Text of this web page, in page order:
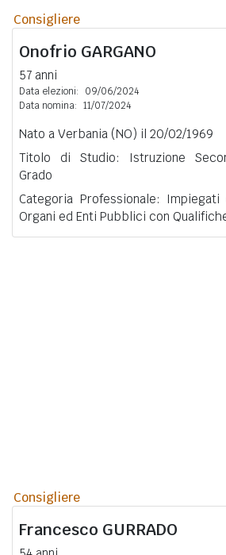
Consigliere
Onofrio GARGANO
57 anni
Data elezioni:
09/06/2024
Data nomina: 11/07/2024
Nato a Verbania (NO) il 20/02/1969
Titolo di Studio: Istruzione
Grado
Categoria Professionale: Impiegati
Organi ed Enti Pubblici con
Consigliere
Francesco GURRADO